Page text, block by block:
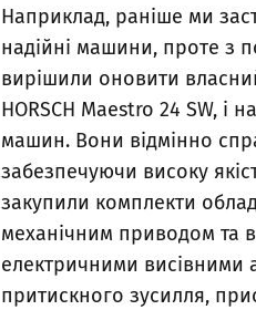
Наприклад, раніше ми
надійні машини, проте з
вирішили оновити
HORSCH Maestro 24 SW, і
машин. Вони відмінно
забезпечуючи високу
закупили комплекти
механічним приводом та
електричними
притискного зусилля,